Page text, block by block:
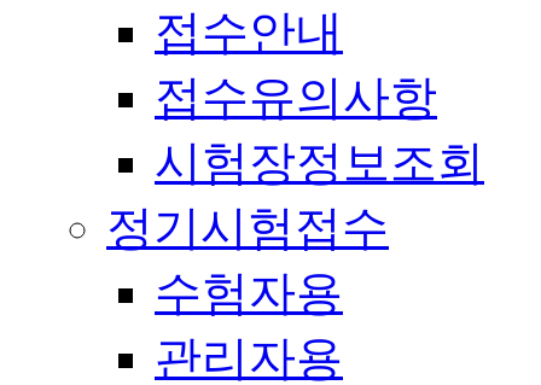
접수안내
접수유의사항
시험장정보조회
정기시험접수
수험자용
관리자용